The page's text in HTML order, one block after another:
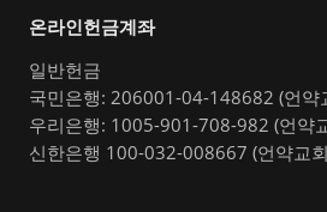
온라인헌금계좌
일반헌금
국민은행: 206001-04-148682 (언약
우리은행: 1005-901-708-982 (언약
신한은행 100-032-008667 (언약교